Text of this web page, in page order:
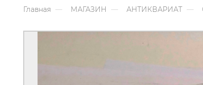
Главная МАГАЗИН АНТИКВАРИАТ